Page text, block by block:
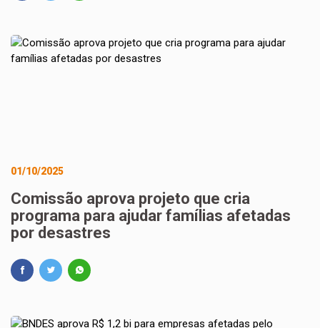
01/10/2025
Comissão aprova projeto que cria
programa para ajudar famílias afetadas
por desastres